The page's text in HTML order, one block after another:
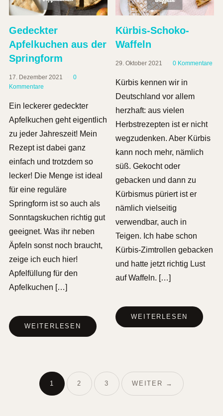
Gedeckter
Apfelkuchen aus der
Springform
17. Dezember 2021
0
Kommentare
Ein leckerer gedeckter
Apfelkuchen geht eigentlich
zu jeder Jahreszeit! Mein
Rezept ist dabei ganz
einfach und trotzdem so
lecker! Die Menge ist ideal
für eine reguläre
Springform ist so auch als
Sonntagskuchen richtig gut
geeignet. Was ihr neben
Äpfeln sonst noch braucht,
zeige ich euch hier!
Apfelfüllung für den
Apfelkuchen […]
WEITERLESEN
Kürbis-Schoko-
Waffeln
29. Oktober 2021 0 Kommentare
Kürbis kennen wir in
Deutschland vor allem
herzhaft: aus vielen
Herbstrezepten ist er nicht
wegzudenken. Aber Kürbis
kann noch mehr, nämlich
süß. Gekocht oder
gebacken und dann zu
Kürbismus püriert ist er
nämlich vielseitig
verwendbar, auch in
Teigen. Ich habe schon
Kürbis-Zimtrollen gebacken
und hatte jetzt richtig Lust
auf Waffeln. […]
WEITERLESEN
1 2 3 WEITER →